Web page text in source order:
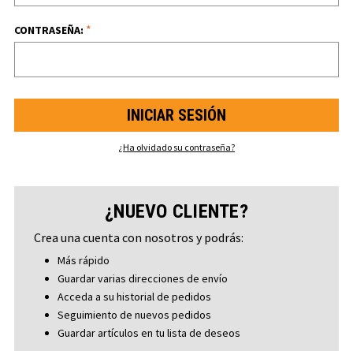
CONTRASEÑA: *
¿Ha olvidado su contraseña?
¿NUEVO CLIENTE?
Crea una cuenta con nosotros y podrás:
Más rápido
Guardar varias direcciones de envío
Acceda a su historial de pedidos
Seguimiento de nuevos pedidos
Guardar artículos en tu lista de deseos